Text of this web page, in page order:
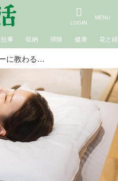
事 収納 掃除 健康 花と緑
老舗寝具メーカーに教わる「枕」の正しい選び方。肩や首のこりなど、体の悩みや寝方に合わせた“おすすめ枕”5選｜天然生活のいいものレポート